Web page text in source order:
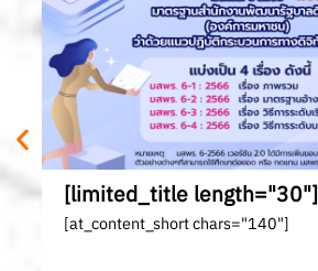
[limited_title length="30"]
[at_content_short chars="140"]